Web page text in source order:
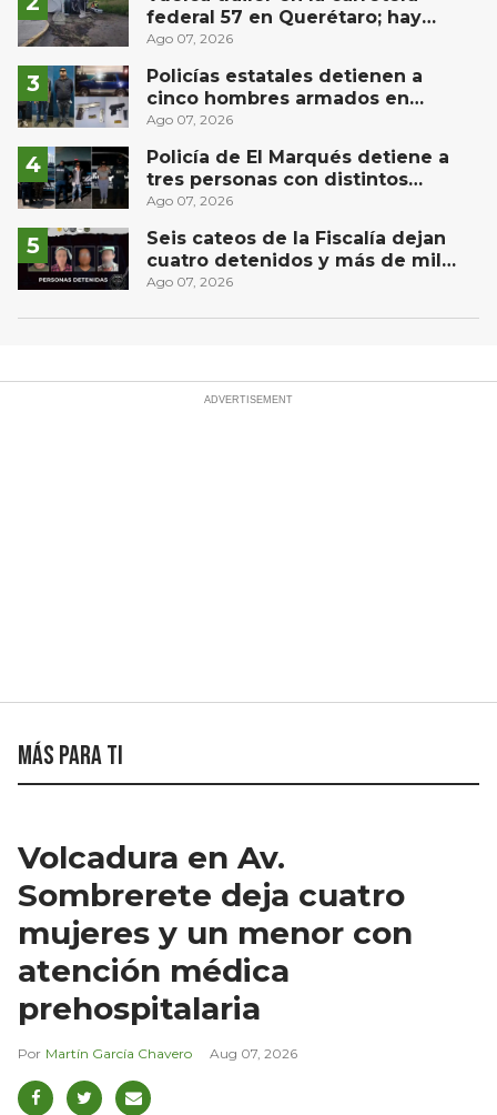
federal 57 en Querétaro; hay
derrame de combustible
Ago 07, 2026
Policías estatales detienen a
cinco hombres armados en
Puebla capital
Ago 07, 2026
Policía de El Marqués detiene a
tres personas con distintos
narcóticos
Ago 07, 2026
Seis cateos de la Fiscalía dejan
cuatro detenidos y más de mil
dosis aseguradas en Querétaro
Ago 07, 2026
Más para ti
Volcadura en Av.
Sombrerete deja cuatro
mujeres y un menor con
atención médica
prehospitalaria
Martín García Chavero Aug 07, 2026